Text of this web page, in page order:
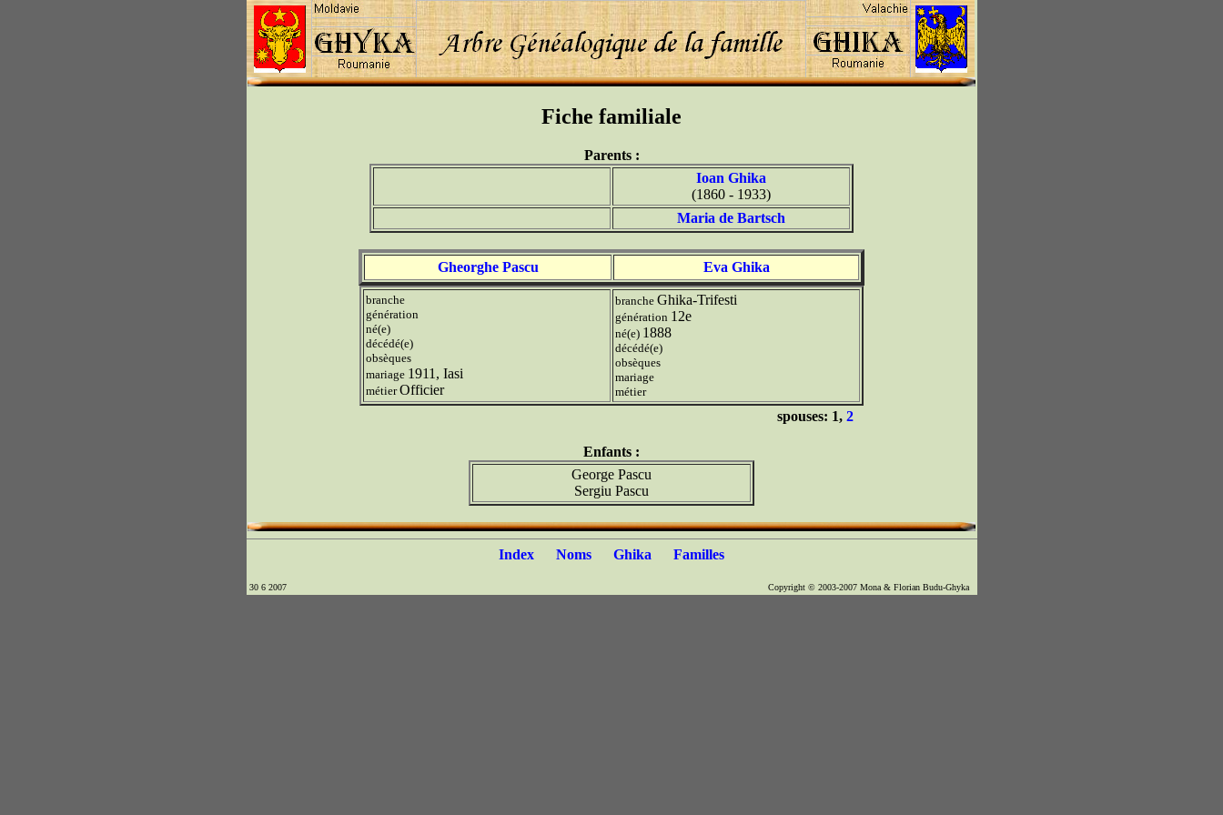
Fiche familiale
Parents :
Ioan Ghika
(1860 - 1933)
Maria de Bartsch
Gheorghe Pascu Eva Ghika
branche
génération
né(e)
décédé(e)
obsèques
mariage 1911, Iasi
métierOfficier
branche Ghika-Trifesti
génération 12e
né(e) 1888
décédé(e)
obsèques
mariage
métier
spouses: 1, 2
Enfants :
George Pascu
Sergiu Pascu
Index Noms Ghika Familles
30 6 2007 Copyright © 2003-2007 Mona & Florian Budu-Ghyka